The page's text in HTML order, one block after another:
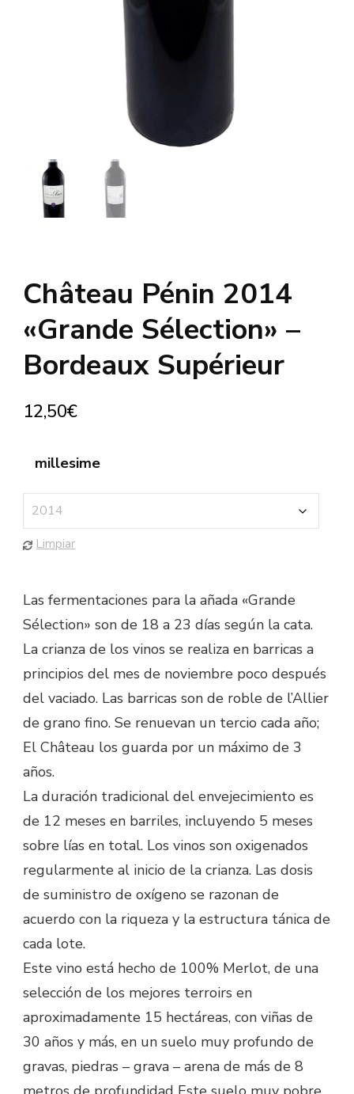
Château Pénin 2014
«Grande Sélection» –
Bordeaux Supérieur
12,50€
millesime
Limpiar
Las fermentaciones para la añada «Grande
Sélection» son de 18 a 23 días según la cata.
La crianza de los vinos se realiza en barricas a
principios del mes de noviembre poco después
del vaciado. Las barricas son de roble de l’Allier
de grano fino. Se renuevan un tercio cada año;
El Château los guarda por un máximo de 3
años.
La duración tradicional del envejecimiento es
de 12 meses en barriles, incluyendo 5 meses
sobre lías en total. Los vinos son oxigenados
regularmente al inicio de la crianza. Las dosis
de suministro de oxígeno se razonan de
acuerdo con la riqueza y la estructura tánica de
cada lote.
Este vino está hecho de 100% Merlot, de una
selección de los mejores terroirs en
aproximadamente 15 hectáreas, con viñas de
30 años y más, en un suelo muy profundo de
gravas, piedras – grava – arena de más de 8